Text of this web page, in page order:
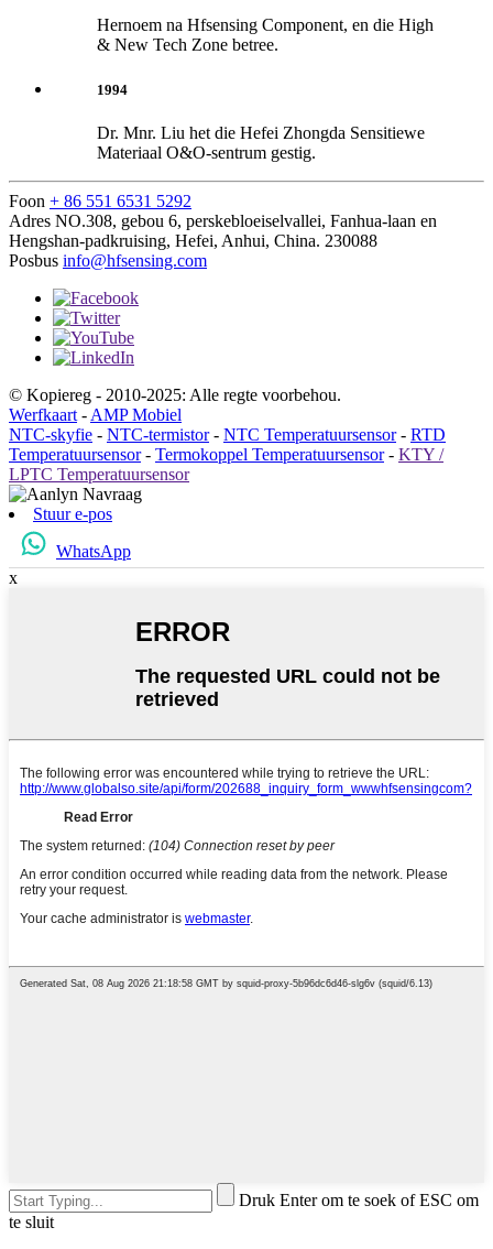
Hernoem na Hfsensing Component, en die High
& New Tech Zone betree.
1994
Dr. Mnr. Liu het die Hefei Zhongda Sensitiewe
Materiaal O&O-sentrum gestig.
Foon + 86 551 6531 5292
Adres NO.308, gebou 6, perskebloeiselvallei, Fanhua-laan en
Hengshan-padkruising, Hefei, Anhui, China. 230088
Posbus info@hfsensing.com
© Kopiereg - 2010-2025: Alle regte voorbehou.
Werfkaart - AMP Mobiel
NTC-skyfie - NTC-termistor- NTC Temperatuursensor- RTD
Temperatuursensor- Termokoppel Temperatuursensor- KTY /
LPTC Temperatuursensor
Stuur e-pos
WhatsApp
x
Druk Enter om te soek of ESC om
te sluit